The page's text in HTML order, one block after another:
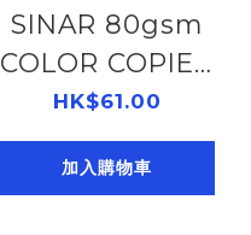
SINAR 80gsm
COLOR COPIER
PAPER A4 -
IVORY (#100)
406637320
HK$61.00
加入購物車